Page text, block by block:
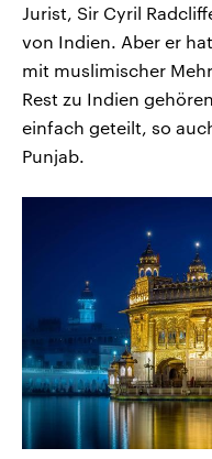
Jurist, Sir Cyril
von Indien. Aber er
mit muslimischer
Rest zu Indien
einfach geteilt, so
Punjab.